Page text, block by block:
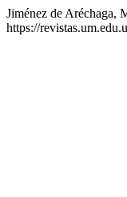
Jiménez de Aréchaga,
https://